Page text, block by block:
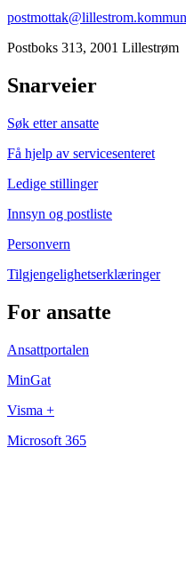
Postboks 313, 2001 Lillestrøm
Snarveier
Søk etter ansatte
Få hjelp av servicesenteret
Ledige stillinger
Innsyn og postliste
Personvern
Tilgjengelighetserklæringer
For ansatte
Ansattportalen
MinGat
Visma +
Microsoft 365